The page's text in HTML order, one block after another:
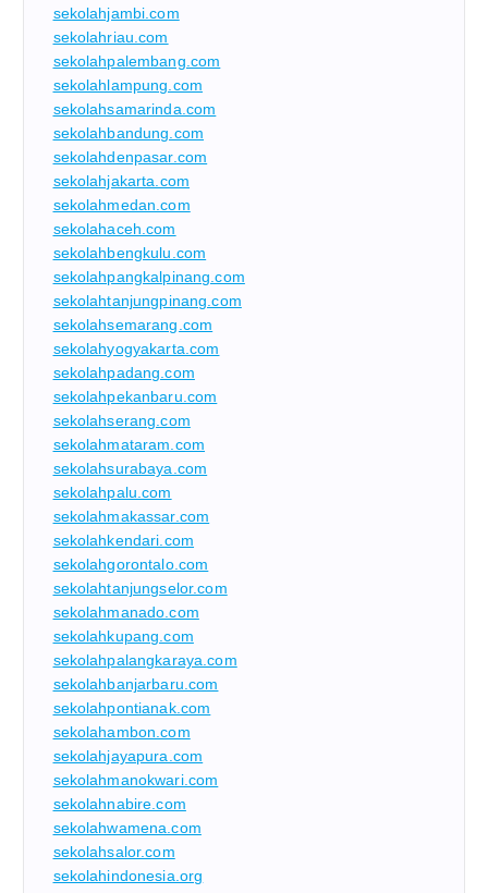
sekolahjambi.com
sekolahriau.com
sekolahpalembang.com
sekolahlampung.com
sekolahsamarinda.com
sekolahbandung.com
sekolahdenpasar.com
sekolahjakarta.com
sekolahmedan.com
sekolahaceh.com
sekolahbengkulu.com
sekolahpangkalpinang.com
sekolahtanjungpinang.com
sekolahsemarang.com
sekolahyogyakarta.com
sekolahpadang.com
sekolahpekanbaru.com
sekolahserang.com
sekolahmataram.com
sekolahsurabaya.com
sekolahpalu.com
sekolahmakassar.com
sekolahkendari.com
sekolahgorontalo.com
sekolahtanjungselor.com
sekolahmanado.com
sekolahkupang.com
sekolahpalangkaraya.com
sekolahbanjarbaru.com
sekolahpontianak.com
sekolahambon.com
sekolahjayapura.com
sekolahmanokwari.com
sekolahnabire.com
sekolahwamena.com
sekolahsalor.com
sekolahindonesia.org